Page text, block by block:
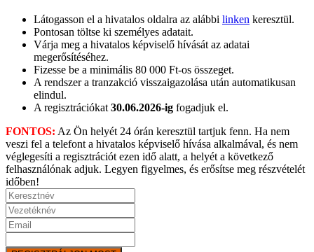
Látogasson el a hivatalos oldalra az alábbi linken keresztül.
Pontosan töltse ki személyes adatait.
Várja meg a hivatalos képviselő hívását az adatai
megerősítéséhez.
Fizesse be a minimális 80 000 Ft-os összeget.
A rendszer a tranzakció visszaigazolása után automatikusan
elindul.
A regisztrációkat 30.06.2026-ig fogadjuk el.
FONTOS: Az Ön helyét 24 órán keresztül tartjuk fenn. Ha nem
veszi fel a telefont a hivatalos képviselő hívása alkalmával, és nem
véglegesíti a regisztrációt ezen idő alatt, a helyét a következő
felhasználónak adjuk. Legyen figyelmes, és erősítse meg részvételét
időben!